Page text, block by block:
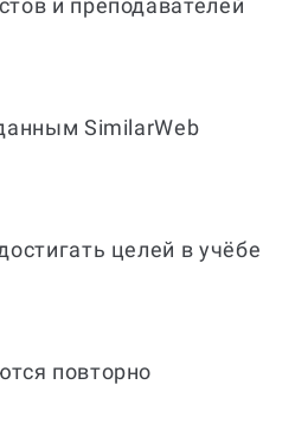
и преподавателей
SimilarWeb
целей в учёбе
повторно